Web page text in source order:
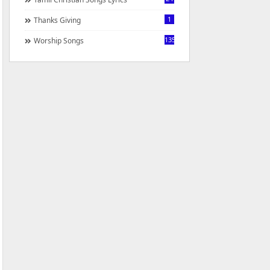
Thanks Giving 1
Worship Songs 1350